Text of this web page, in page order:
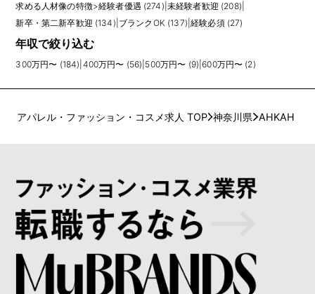
求める人材像の特徴>経験者優遇 (274) 未経験者歓迎 (208)
新卒・第二新卒歓迎 (134) ブランクOK (137) |経験必須 (27)
年収で絞り込む
300万円〜 (184) 400万円〜 (56) 500万円〜 (9) |600万円〜 (2)
アパレル・ファッション・コスメ求人 TOP 神奈川県 AHKAH